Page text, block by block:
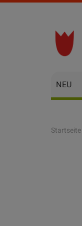
Inhalt
springen
NEU
Startseite